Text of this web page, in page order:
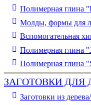
Полимерная глина
Молды, формы для
Вспомогательная
Полимерная глина
Полимерная глина
ЗАГОТОВКИ ДЛЯ
Заготовки из